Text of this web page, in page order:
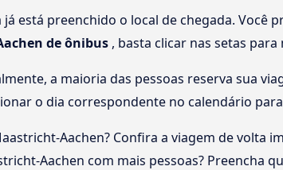
está preenchido o local de chegada. Você
de ônibus , basta clicar nas setas
a maioria das pessoas reserva sua
o dia correspondente no calendário
Aachen? Confira a viagem de volta
Aachen com mais pessoas? Preencha